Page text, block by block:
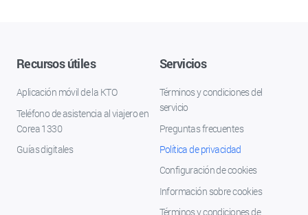
Recursos útiles
Aplicación móvil de la KTO
Teléfono de asistencia al viajero en
Corea 1330
Guías digitales
Servicios
Términos y condiciones del
servicio
Preguntas frecuentes
Política de privacidad
Configuración de cookies
Información sobre cookies
Términos y condiciones de